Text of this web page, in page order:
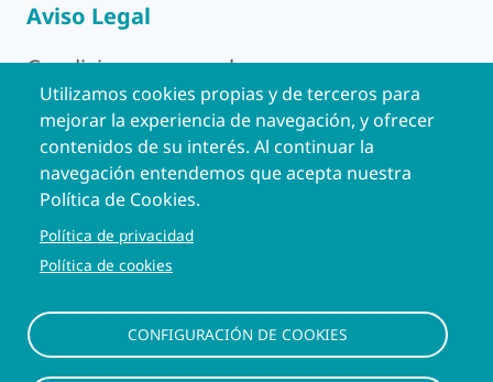
Utilizamos cookies propias y de terceros para
mejorar la experiencia de navegación, y ofrecer
contenidos de su interés. Al continuar la
navegación entendemos que acepta nuestra
Política de Cookies.
Política de privacidad
Política de cookies
CONFIGURACIÓN DE COOKIES
Aviso Legal
Condiciones generales
Política de Privacidad
Aviso Legal
Política de Cookies
Contacto